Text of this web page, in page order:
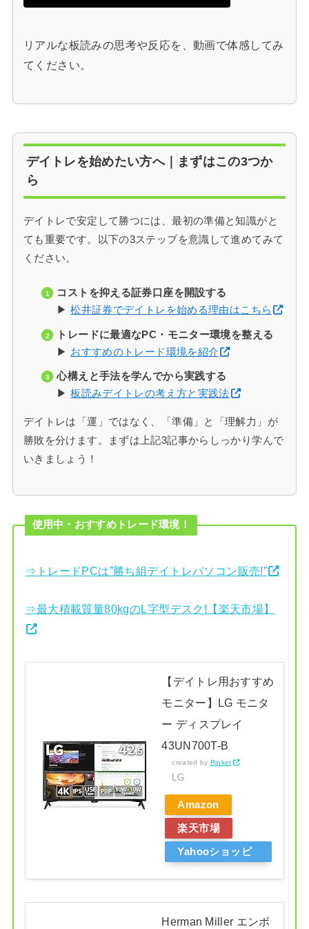
リアルな板読みの思考や反応を、動画で体感してみ
てください。
デイトレを始めたい方へ｜まずはこの3つか
ら
デイトレで安定して勝つには、最初の準備と知識がと
ても重要です。以下の3ステップを意識して進めてみて
ください。
コストを抑える証券口座を開設する
▶松井証券でデイトレを始める理由はこちら
トレードに最適なPC・モニター環境を整える
▶ おすすめのトレード環境を紹介
心構えと手法を学んでから実践する
▶板読みデイトレの考え方と実践法
デイトレは「運」ではなく、「準備」と「理解力」が
勝敗を分けます。まずは上記3記事からしっかり学んで
いきましょう！
使用中・おすすめトレード環境！
⇒トレードPCは”勝ち組デイトレパソコン販売!”
⇒最大積載質量80kgのL字型デスク!【楽天市場】
【デイトレ用おすすめ
モニター】LG モニタ
ー ディスプレイ
43UN700T-B
created by Rinker
LG
Amazon
楽天市場
Yahooショッピ
Herman Miller エンボ